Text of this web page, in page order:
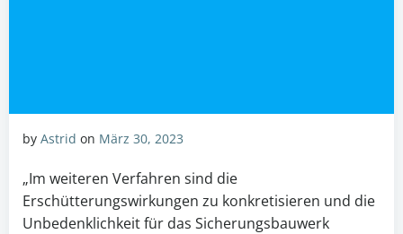
by Astrid on März 30, 2023
„Im weiteren Verfahren sind die
Erschütterungswirkungen zu konkretisieren und die
Unbedenklichkeit für das Sicherungsbauwerk